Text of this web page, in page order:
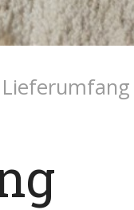
Lieferumfang